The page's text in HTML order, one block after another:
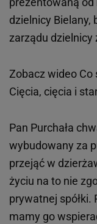
dzielnicy Bielany,
zarządu dzielnicy
Zobacz wideo Co
Cięcia, cięcia i
Pan Purchała
wybudowany za
przejąć w
życiu na to nie
prywatnej spółki.
mamy go